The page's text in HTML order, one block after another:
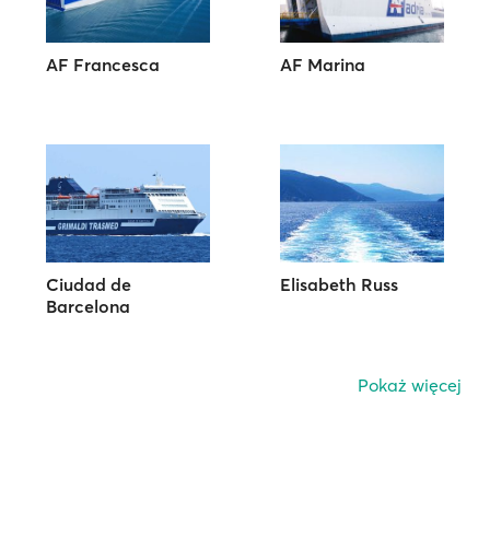
AF Francesca AF Marina
Ciudad de
Barcelona
Elisabeth Russ
Pokaż więcej